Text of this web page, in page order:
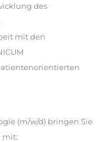
des
mit den
(m/w/d) bringen Sie
mit: